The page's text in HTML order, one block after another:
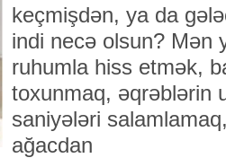
keçmişdən, ya da
indi necə olsun? Mən
ruhumla hiss etmək,
toxunmaq, əqrəblərin
saniyələri
ağacdan